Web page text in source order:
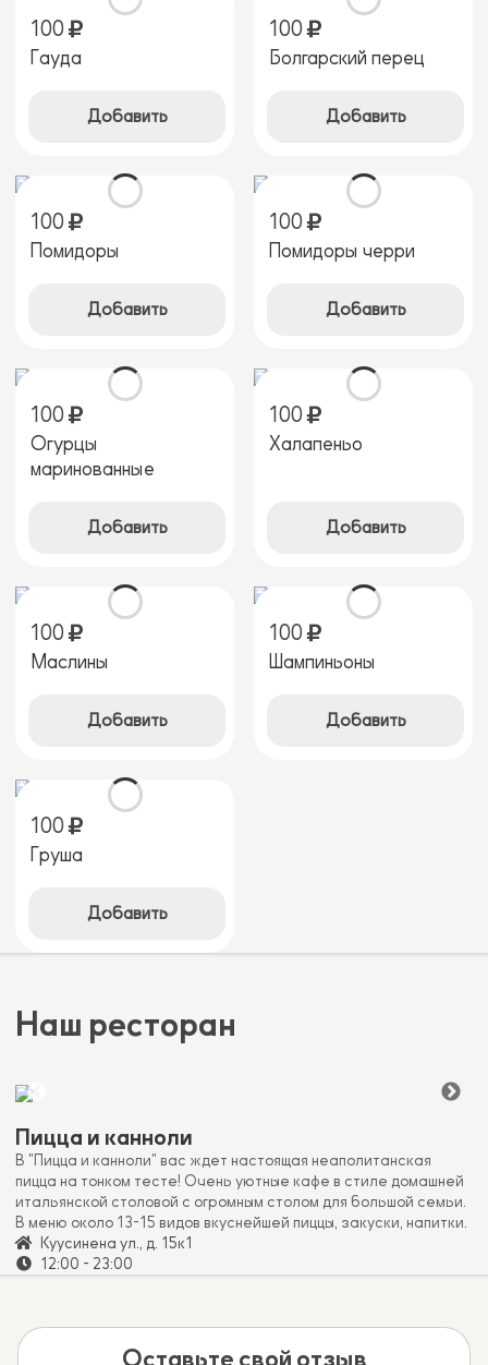
100
Гауда
Добавить
100
Болгарский перец
Добавить
100
Помидоры
Добавить
100
Помидоры черри
Добавить
100
Огурцы
маринованные
Добавить
100
Халапеньо
Добавить
100
Маслины
Добавить
100
Шампиньоны
Добавить
100
Груша
Добавить
Наш ресторан
Пицца и канноли
В "Пицца и канноли" вас ждет настоящая неаполитанская
пицца на тонком тесте! Очень уютные кафе в стиле домашней
итальянской столовой с огромным столом для большой семьи.
В меню около 13-15 видов вкуснейшей пиццы, закуски, напитки.
Куусинена ул., д. 15к1
12:00 - 23:00
Оставьте свой отзыв